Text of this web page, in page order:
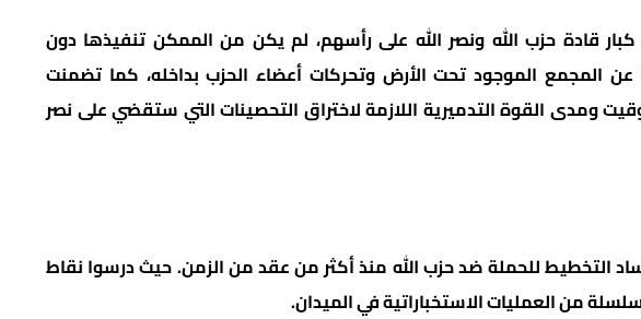
قادة حزب الله ونصر الله على رأسهم، لم يكن من الممكن تنفيذها دون
عن المجمع الموجود تحت الأرض وتحركات أعضاء الحزب بداخله، كما تضمنت
ومدى القوة التدميرية اللازمة لاختراق التحصينات التي ستقضي على نصر
التخطيط للحملة ضد حزب الله منذ أكثر من عقد من الزمن. حيث درسوا نقاط
من العمليات الاستخباراتية في الميدان.